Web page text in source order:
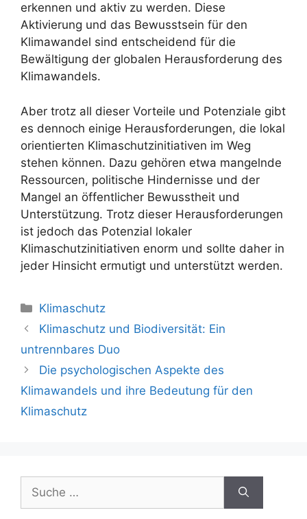
erkennen und aktiv zu werden. Diese
Aktivierung und das Bewusstsein für den
Klimawandel sind entscheidend für die
Bewältigung der globalen Herausforderung des
Klimawandels.
Aber trotz all dieser Vorteile und Potenziale gibt
es dennoch einige Herausforderungen, die lokal
orientierten Klimaschutzinitiativen im Weg
stehen können. Dazu gehören etwa mangelnde
Ressourcen, politische Hindernisse und der
Mangel an öffentlicher Bewusstheit und
Unterstützung. Trotz dieser Herausforderungen
ist jedoch das Potenzial lokaler
Klimaschutzinitiativen enorm und sollte daher in
jeder Hinsicht ermutigt und unterstützt werden.
Kategorien
Klimaschutz
Beitrags-
Navigation
Klimaschutz und Biodiversität: Ein
untrennbares Duo
Die psychologischen Aspekte des
Klimawandels und ihre Bedeutung für den
Klimaschutz
nach: